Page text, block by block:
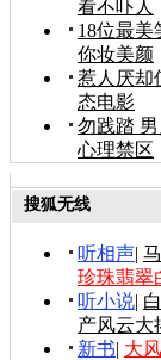
看不吓人
18位最美
你妆美颜
惹人厌却
态电影
勿践踏
心理禁区
搜狐无线
听相声|
珍珠翡翠
听小说|
产风云大
新书| 大